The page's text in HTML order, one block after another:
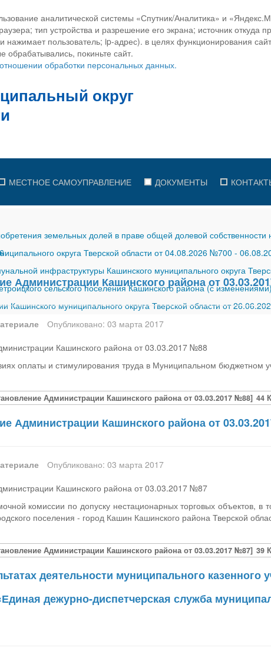
аналитической системы «Спутник/Аналитика» и
тип устройства и разрешение его экрана; источник откуда
пользователь; ip-адрес). в целях функционирования
покиньте сайт.
обработки персональных данных.
МЕСТНОЕ САМОУПРАВЛЕНИЕ ДОКУМЕНТЫ
земельных долей в праве общей долевой собственности
округа Тверской области от 04.08.2026 №700 -
инфраструктуры Кашинского муниципального округа
сельского поселения Кашинского района (с
Кашинского муниципального округа Тверской области от
Администрации Кашинского района от
Опубликовано: 03 марта 2017
Кашинского района от 03.03.2017 №88
оплаты и стимулирования труда в Муниципальном бюджетном
Администрации Кашинского района от 03.03.2017 №88] 44
Администрации Кашинского района от
Опубликовано: 03 марта 2017
Кашинского района от 03.03.2017 №87
комиссии по допуску нестационарных торговых объектов, в
поселения - город Кашин Кашинского района Тверской
Администрации Кашинского района от 03.03.2017 №87] 39
деятельности муниципального
дежурно-диспетчерская служба